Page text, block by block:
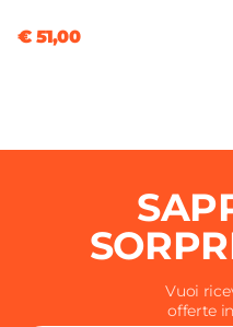
€ 51,00
Vuoi
offerte